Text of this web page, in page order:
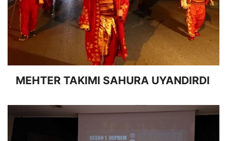
MEHTER TAKIMI SAHURA UYANDIRDI